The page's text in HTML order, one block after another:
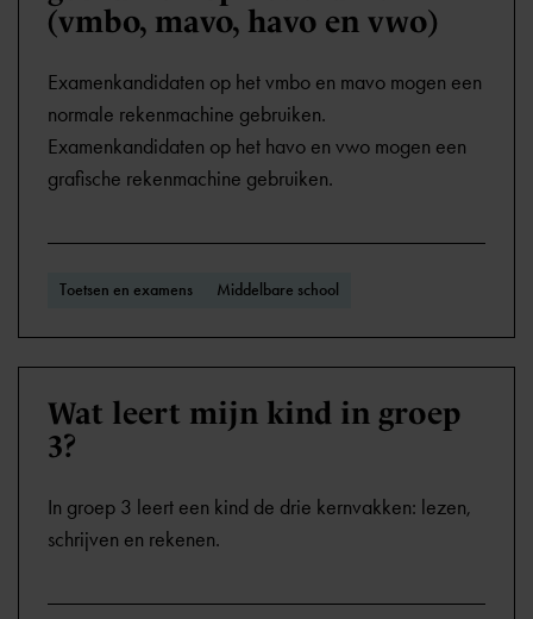
(vmbo, mavo, havo en vwo)
Examenkandidaten op het vmbo en mavo mogen een
normale rekenmachine gebruiken.
Examenkandidaten op het havo en vwo mogen een
grafische rekenmachine gebruiken.
Toetsen en examens Middelbare school
Wat leert mijn kind in groep
3?
In groep 3 leert een kind de drie kernvakken: lezen,
schrijven en rekenen.